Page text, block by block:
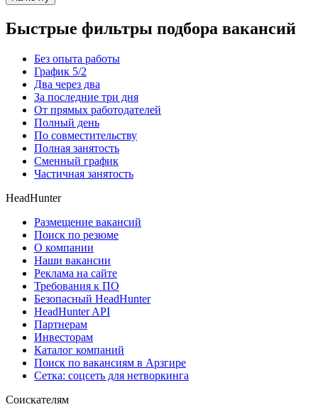
Быстрые фильтры подбора вакансий
Без опыта работы
График 5/2
Два через два
За последние три дня
От прямых работодателей
Полный день
По совместительству
Полная занятость
Сменный график
Частичная занятость
HeadHunter
Размещение вакансий
Поиск по резюме
О компании
Наши вакансии
Реклама на сайте
Требования к ПО
Безопасный HeadHunter
HeadHunter API
Партнерам
Инвесторам
Каталог компаний
Поиск по вакансиям в Арзгире
Сетка: соцсеть для нетворкинга
Соискателям